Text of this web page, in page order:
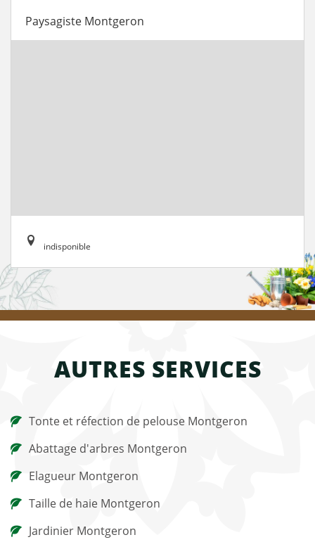
Paysagiste Montgeron
indisponible
AUTRES SERVICES
Tonte et réfection de pelouse Montgeron
Abattage d'arbres Montgeron
Elagueur Montgeron
Taille de haie Montgeron
Jardinier Montgeron